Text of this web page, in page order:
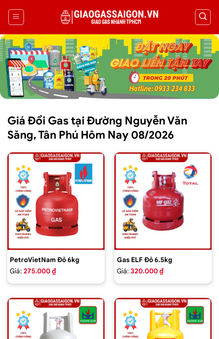
Giá Đổi Gas tại Đường Nguyễn Văn
Săng, Tân Phú Hôm Nay 08/2026
PetroVietNam Đỏ 6kg
Giá: 275.000 ₫
Gas ELF Đỏ 6.5kg
Giá: 320.000 ₫